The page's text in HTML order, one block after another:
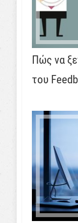
Πώς να
του